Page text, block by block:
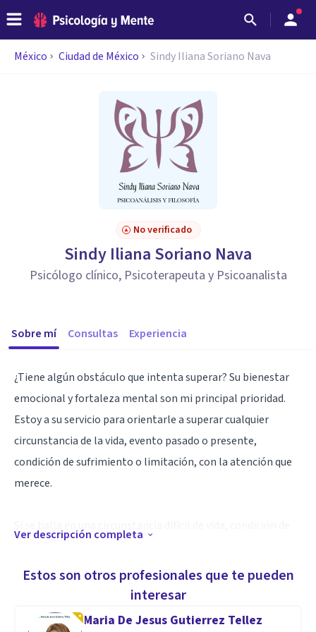
México Ciudad de México Sindy Iliana Soriano Nava
No verificado
Sindy Iliana Soriano Nava
Psicólogo clínico, Psicoterapeuta y Psicoanalista
Sobre mí Consultas Experiencia
¿Tiene algún obstáculo que intenta superar? Su bienestar
emocional y fortaleza mental son mi principal prioridad.
Estoy a su servicio para orientarle a superar cualquier
circunstancia de la vida, evento pasado o presente,
condición de sufrimiento o limitación, con la atención que
merece.
Es difícil manejar y entender situaciones que ocurren en mi
vida y las emociones que se desprenden de esas situaciones.
Ver descripción completa
Estos son otros profesionales que te pueden
interesar
Maria De Jesus Gutierrez Tellez